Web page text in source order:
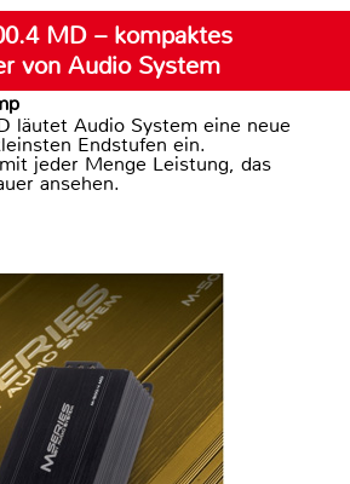
MD – kompaktes
von Audio System
läutet Audio System eine neue
Endstufen ein.
jeder Menge Leistung, das
ansehen.